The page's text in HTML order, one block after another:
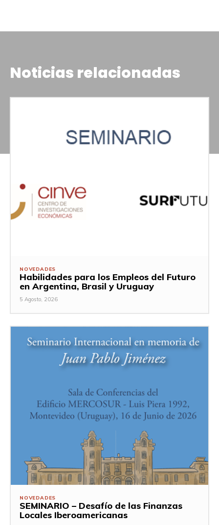
Noticias relacionadas
NOVEDADES
Habilidades para los Empleos del Futuro
en Argentina, Brasil y Uruguay
5 Agosto, 2026
NOVEDADES
SEMINARIO – Desafío de las Finanzas
Locales Iberoamericanas